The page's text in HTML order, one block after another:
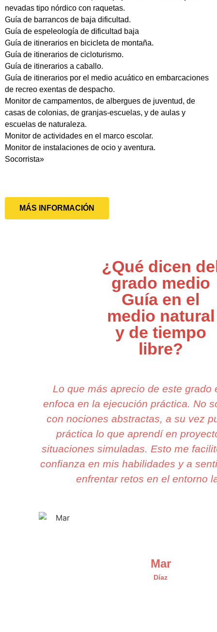
nevadas tipo nórdico con raquetas.
Guía de barrancos de baja dificultad.
Guía de espeleología de dificultad baja
Guía de itinerarios en bicicleta de montaña.
Guía de itinerarios de cicloturismo.
Guía de itinerarios a caballo.
Guía de itinerarios por el medio acuático en embarcaciones
de recreo exentas de despacho.
Monitor de campamentos, de albergues de juventud, de
casas de colonias, de granjas-escuelas, y de aulas y
escuelas de naturaleza.
Monitor de actividades en el marco escolar.
Monitor de instalaciones de ocio y aventura.
Socorrista»
MÁS INFORMACIÓN
¿Qué dicen
grado medio
Guía en el
medio natural
y de tiempo
libre?
Lo que más aprecio de este grado
enfoca en la ejecución práctica. No
con nociones abstractas, a su vez
práctica lo que aprendí en
situaciones simuladas. Esto me
confianza en mis habilidades y a
enfrentar retos en el entorno
Mar
Díaz